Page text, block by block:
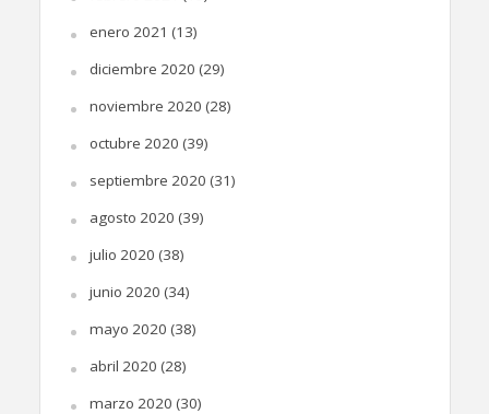
enero 2021 (13)
diciembre 2020 (29)
noviembre 2020 (28)
octubre 2020 (39)
septiembre 2020 (31)
agosto 2020 (39)
julio 2020 (38)
junio 2020 (34)
mayo 2020 (38)
abril 2020 (28)
marzo 2020 (30)